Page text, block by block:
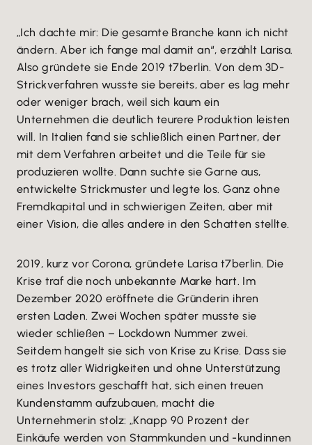
„Ich dachte mir: Die gesamte Branche kann ich nicht
ändern. Aber ich fange mal damit an“, erzählt Larisa.
Also gründete sie Ende 2019 t7berlin. Von dem 3D-
Strickverfahren wusste sie bereits, aber es lag mehr
oder weniger brach, weil sich kaum ein
Unternehmen die deutlich teurere Produktion leisten
will. In Italien fand sie schließlich einen Partner, der
mit dem Verfahren arbeitet und die Teile für sie
produzieren wollte. Dann suchte sie Garne aus,
entwickelte Strickmuster und legte los. Ganz ohne
Fremdkapital und in schwierigen Zeiten, aber mit
einer Vision, die alles andere in den Schatten stellte.
2019, kurz vor Corona, gründete Larisa t7berlin. Die
Krise traf die noch unbekannte Marke hart. Im
Dezember 2020 eröffnete die Gründerin ihren
ersten Laden. Zwei Wochen später musste sie
wieder schließen – Lockdown Nummer zwei.
Seitdem hangelt sie sich von Krise zu Krise. Dass sie
es trotz aller Widrigkeiten und ohne Unterstützung
eines Investors geschafft hat, sich einen treuen
Kundenstamm aufzubauen, macht die
Unternehmerin stolz: „Knapp 90 Prozent der
Einkäufe werden von Stammkunden und -kundinnen